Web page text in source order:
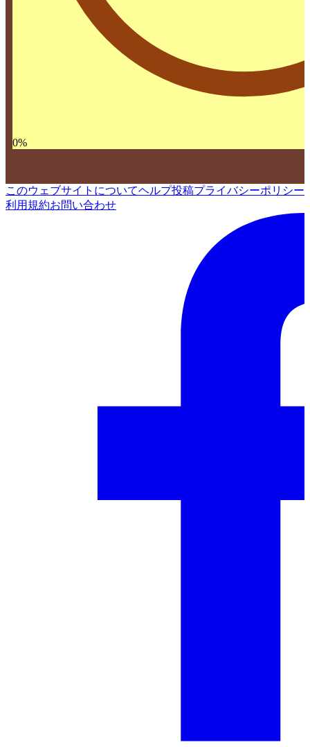
0%
このウェブサイトについてヘルプ投稿プライバシーポリシー
利用規約お問い合わせ